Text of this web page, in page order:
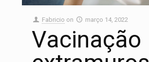
Fabricio on março 14, 2022
Vacinação